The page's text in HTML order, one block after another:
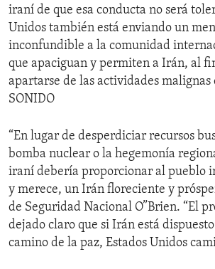
iraní de que esa conducta no será
Unidos también está enviando un
inconfundible a la comunidad
que apaciguan y permiten a Irán, al
apartarse de las actividades malignas
SONIDO
“En lugar de desperdiciar recursos
bomba nuclear o la hegemonía
iraní debería proporcionar al pueblo
y merece, un Irán floreciente y
de Seguridad Nacional O”Brien. “El
dejado claro que si Irán está
camino de la paz, Estados Unidos